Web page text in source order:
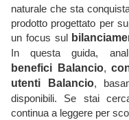
naturale che sta
prodotto progettato per
un focus sul
In questa guida,
benefici Balancio,
utenti Balancio,
disponibili. Se stai
continua a leggere per